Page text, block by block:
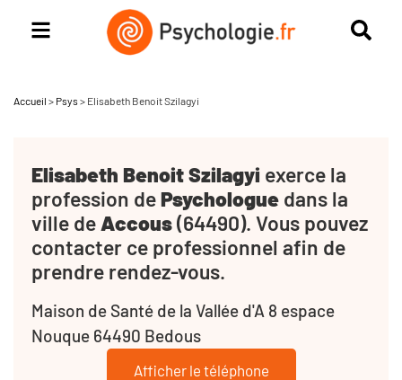
Accueil > Psys > Elisabeth Benoit Szilagyi
Elisabeth Benoit Szilagyi exerce la
profession dePsychologue dans la
ville deAccous(64490). Vous pouvez
contacter ce professionnel afin de
prendre rendez-vous.
Maison de Santé de la Vallée d'A 8 espace
Nouque 64490 Bedous
Afficher le téléphone